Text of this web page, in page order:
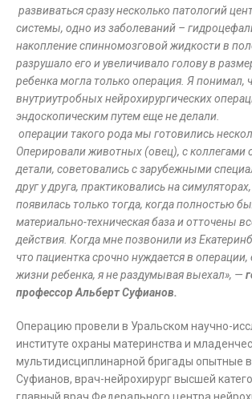
развиваться сразу несколько патологий
системы, одно из заболеваний –
накопление спинномозговой жидкости в
разрушало его и увеличивало голову в
ребенка могла только операция. Я понимал,
внутриутробных нейрохирургических
эндоскопическим путем еще не
операции такого рода мы готовились
Оперировали животных (овец), с коллегами
детали, советовались с зарубежными
друг у друга, практиковались на
появилась только тогда, когда полностью
материально-техническая база и отточены
действия. Когда мне позвонили из
что пациентка срочно нуждается в операции,
жизни ребенка, я не раздумывая выехал», —
профессор Альберт Суфианов.
Операцию провели в Уральском научно-
институте охраны материнства и
мультидисциплинарной бригады опытные
Суфианов, врач-нейрохирург высшей